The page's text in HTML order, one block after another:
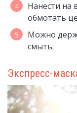
Нанести на
обмотать
Можно
смыть.
Экспресс-